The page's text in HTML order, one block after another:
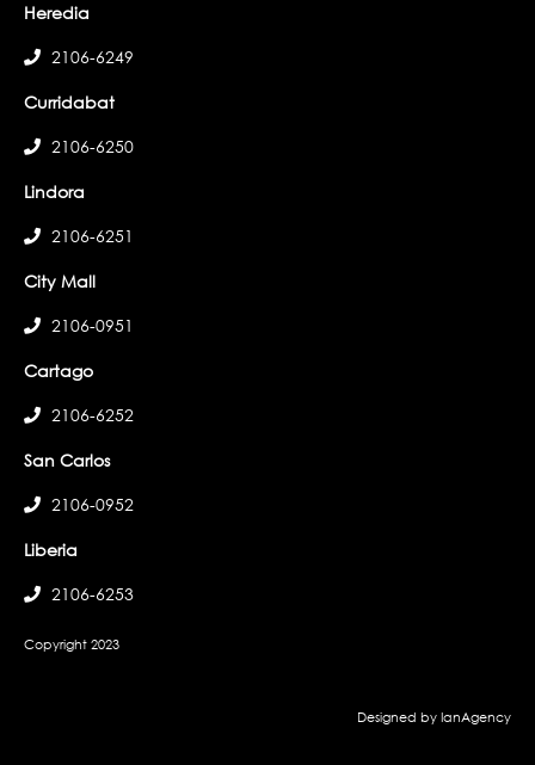
Heredia
2106-6249
Curridabat
2106-6250
Lindora
2106-6251
City Mall
2106-0951
Cartago
2106-6252
San Carlos
2106-0952
Liberia
2106-6253
Copyright 2023
Designed by IanAgency